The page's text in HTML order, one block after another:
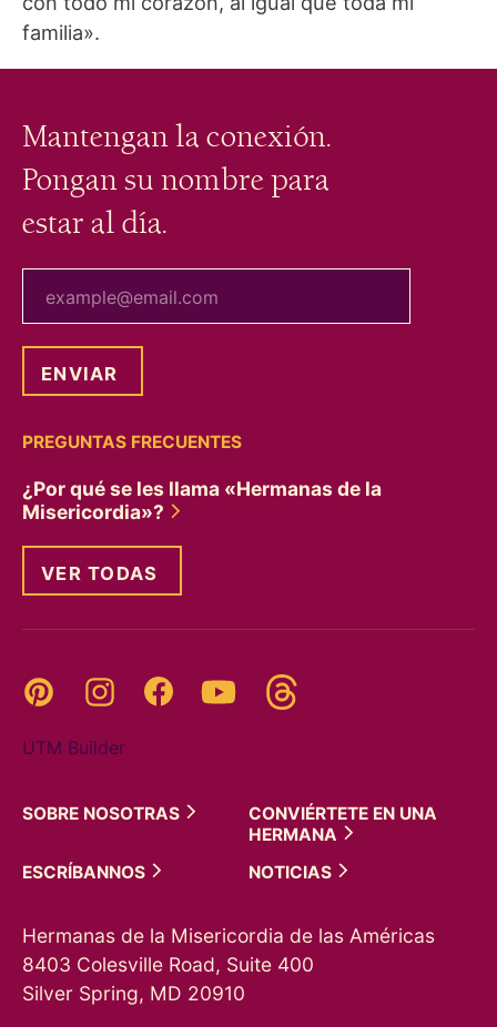
familia».
Mantengan la conexión.
Pongan su nombre para
estar al día.
PREGUNTAS FRECUENTES
¿Por qué se les llama «Hermanas de la
Misericordia»?
VER TODAS
Pinterest InstagramFacebookYouTube
UTM Builder
SOBRE NOSOTRAS
CONVIÉRTETE EN UNA
HERMANA
ESCRÍBANNOS
NOTICIAS
Hermanas de la Misericordia de las Américas
8403 Colesville Road, Suite 400
Silver Spring, MD 20910